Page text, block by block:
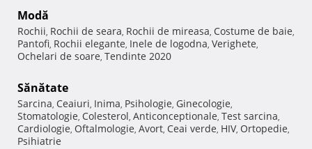
Modă
Rochii, Rochii de seara, Rochii de mireasa, Costume de baie,
Pantofi, Rochii elegante, Inele de logodna, Verighete,
Ochelari de soare, Tendinte 2020
Sănătate
Sarcina, Ceaiuri, Inima, Psihologie, Ginecologie,
Stomatologie, Colesterol, Anticonceptionale, Test sarcina,
Cardiologie, Oftalmologie, Avort, Ceai verde, HIV, Ortopedie,
Psihiatrie